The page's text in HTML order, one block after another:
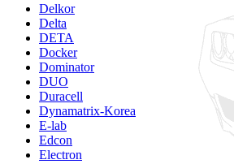
Delkor
Delta
DETA
Docker
Dominator
DUO
Duracell
Dynamatrix-Korea
E-lab
Edcon
Electron